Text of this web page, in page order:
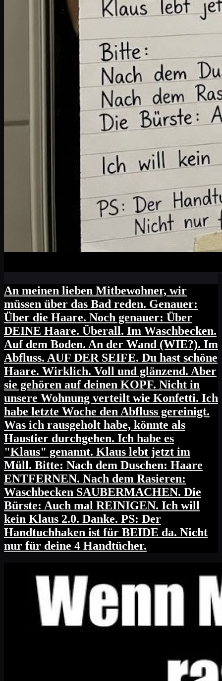
An meinen lieben Mitbewohner, wir
müssen über das Bad reden. Genauer:
Über die Haare. Noch genauer: Über
DEINE Haare. Überall. Im Waschbecken.
Auf dem Boden. An der Wand (WIE?). Im
Abfluss. AUF DER SEIFE. Du hast schöne
Haare. Wirklich. Voll und glänzend. Aber
sie gehören auf deinen KOPF. Nicht in
unsere Wohnung verteilt wie Konfetti. Ich
habe letzte Woche den Abfluss gereinigt.
Was ich rausgeholt habe, könnte als
Haustier durchgehen. Ich habe es
"Klaus" genannt. Klaus lebt jetzt im
Müll. Bitte: Nach dem Duschen: Haare
ENTFERNEN. Nach dem Rasieren:
Waschbecken SAUBERMACHEN. Die
Bürste: Auch mal REINIGEN. Ich will
kein Klaus 2.0. Danke. PS: Der
Handtuchhaken ist für BEIDE da. Nicht
nur für deine 4 Handtücher.